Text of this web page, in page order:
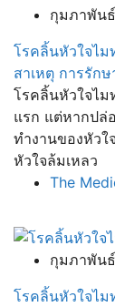
กุมภาพัน
โรคลิ้นหัวใจไม
สาเหตุ การรักษ
โรคลิ้นหัวใจไม
แรก แต่หากปล่
ทำงานของหัวใ
หัวใจล้มเหลว
The
กุมภาพัน
โรคลิ้นหัวใจไม